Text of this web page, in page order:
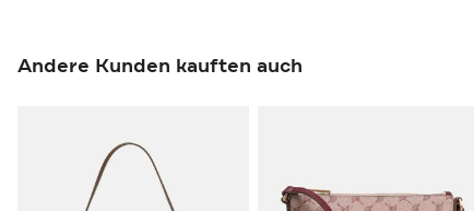
Andere Kunden kauften auch